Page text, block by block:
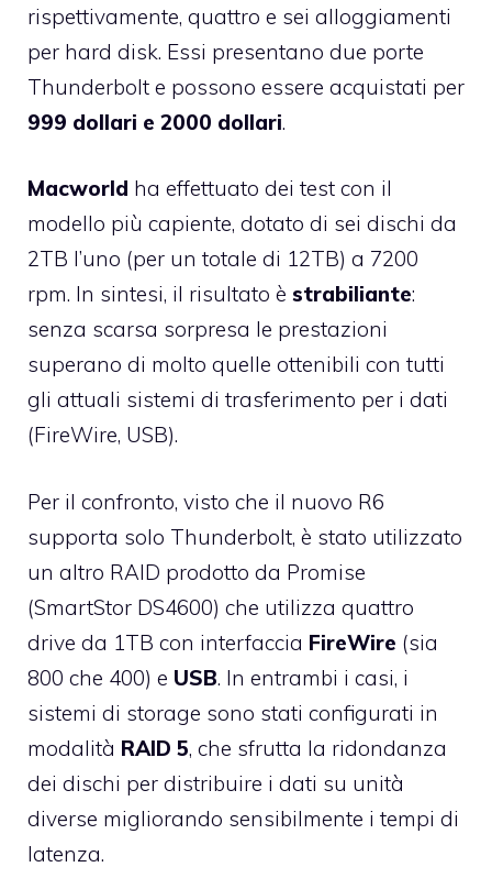
rispettivamente, quattro e sei alloggiamenti
per hard disk. Essi presentano due porte
Thunderbolt e possono essere acquistati per
999 dollari e 2000 dollari.
Macworld ha effettuato dei test con il
modello più capiente, dotato di sei dischi da
2TB l’uno (per un totale di 12TB) a 7200
rpm. In sintesi, il risultato è strabiliante:
senza scarsa sorpresa le prestazioni
superano di molto quelle ottenibili con tutti
gli attuali sistemi di trasferimento per i dati
(FireWire, USB).
Per il confronto, visto che il nuovo R6
supporta solo Thunderbolt, è stato utilizzato
un altro RAID prodotto da Promise
(SmartStor DS4600) che utilizza quattro
drive da 1TB con interfaccia FireWire (sia
800 che 400) e USB. In entrambi i casi, i
sistemi di storage sono stati configurati in
modalità RAID 5, che sfrutta la ridondanza
dei dischi per distribuire i dati su unità
diverse migliorando sensibilmente i tempi di
latenza.